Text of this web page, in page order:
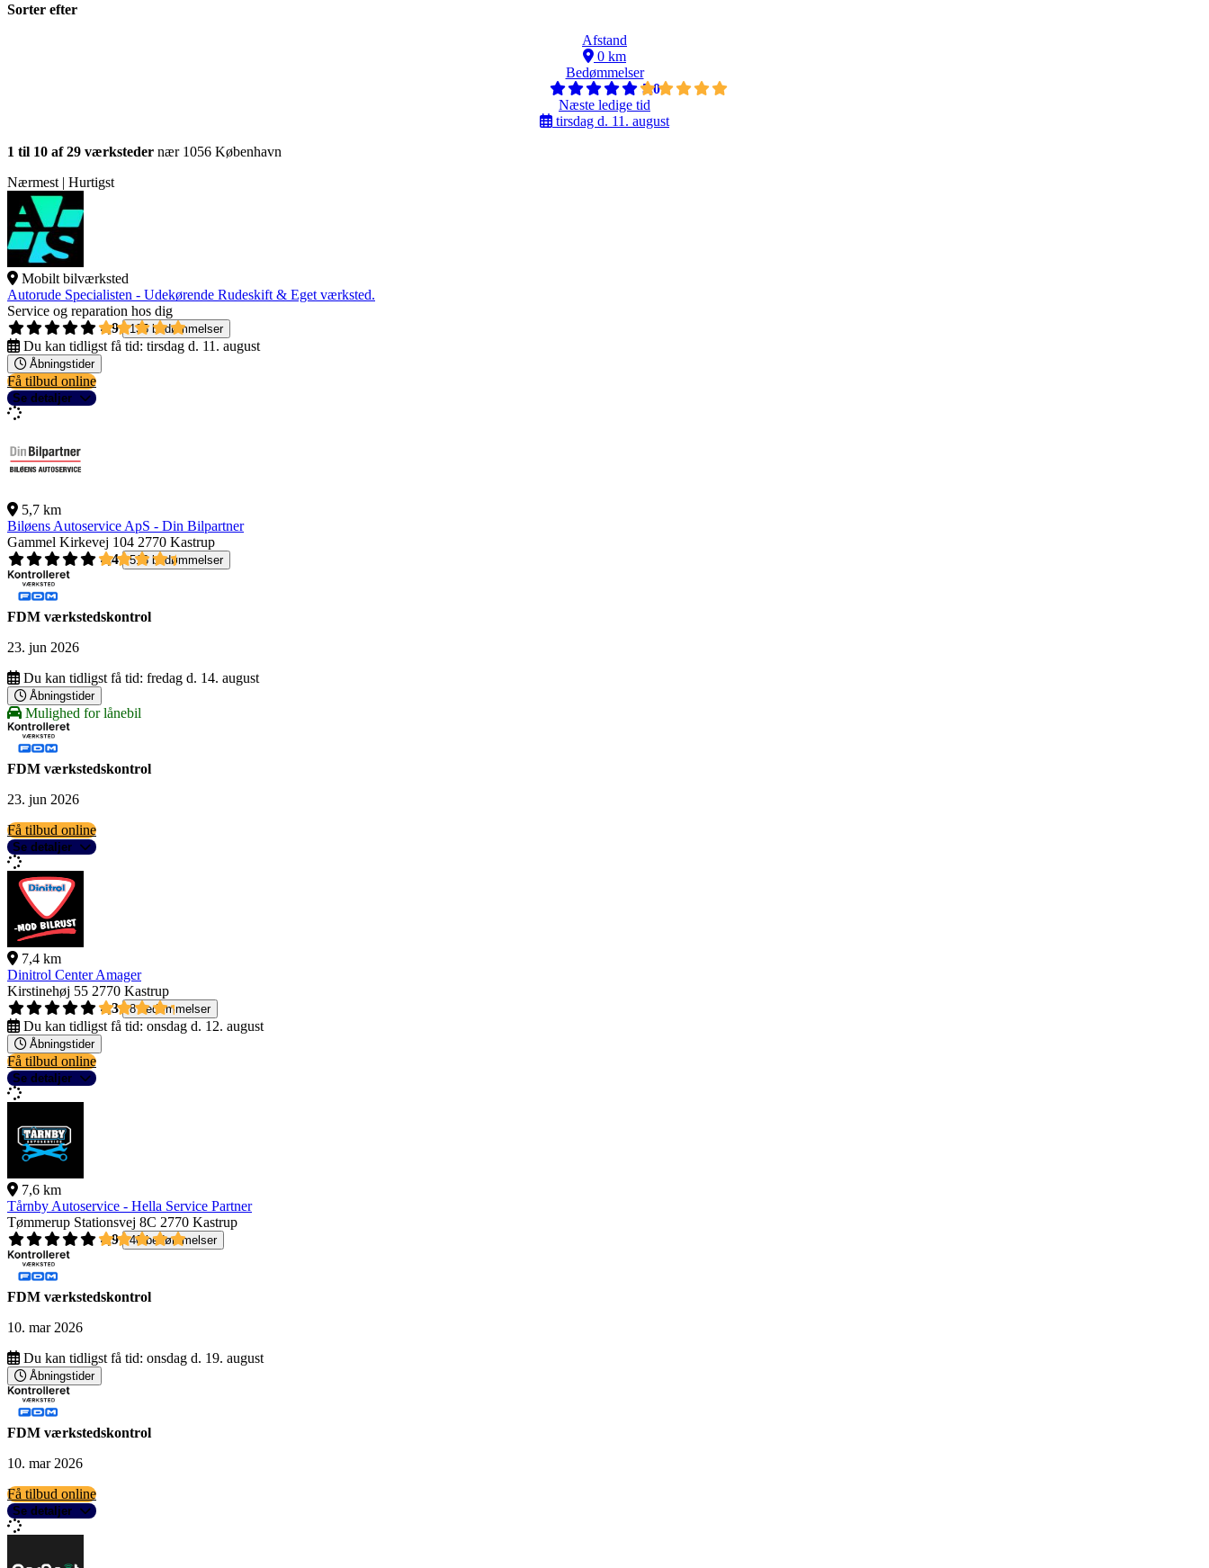
Sorter efter
Afstand
0 km
Bedømmelser
5,0
Næste ledige tid
tirsdag d. 11. august
1 til 10 af 29 værksteder nær 1056 København
Nærmest | Hurtigst
Mobilt bilværksted
Autorude Specialisten - Udekørende Rudeskift & Eget værksted.
Service og reparation hos dig
4,9
135 bedømmelser
Du kan tidligst få tid: tirsdag d. 11. august
Åbningstider
Få tilbud online
Se detaljer
5,7 km
Biløens Autoservice ApS - Din Bilpartner
Gammel Kirkevej 104 2770 Kastrup
4,4
518 bedømmelser
FDM værkstedskontrol
23. jun 2026
Du kan tidligst få tid: fredag d. 14. august
Åbningstider
Mulighed for lånebil
FDM værkstedskontrol
23. jun 2026
Få tilbud online
Se detaljer
7,4 km
Dinitrol Center Amager
Kirstinehøj 55 2770 Kastrup
4,3
8 bedømmelser
Du kan tidligst få tid: onsdag d. 12. august
Åbningstider
Få tilbud online
Se detaljer
7,6 km
Tårnby Autoservice - Hella Service Partner
Tømmerup Stationsvej 8C 2770 Kastrup
4,9
40 bedømmelser
FDM værkstedskontrol
10. mar 2026
Du kan tidligst få tid: onsdag d. 19. august
Åbningstider
FDM værkstedskontrol
10. mar 2026
Få tilbud online
Se detaljer